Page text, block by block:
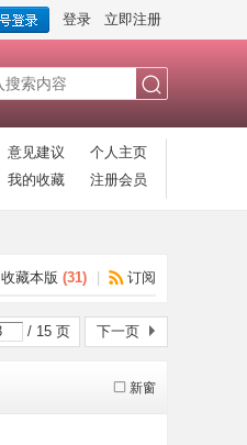
登录 立即注册
意见建议
个人主页
我的收藏 注册会员
收藏本版 (31) 订阅
/ 15 页 下一页
新窗